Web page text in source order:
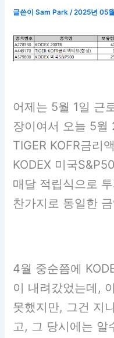
글쓴이Sam Park/2025년 05
어제는 5월 1일 근
장이여서 오늘 5월
TIGER KOFR금리
KODEX 미국
매달 적립식으로
찬가지로 동일한
4월 중순쯤에
이 내려갔었는데,
못했지만, 그건 지
고, 그 당시에는 알